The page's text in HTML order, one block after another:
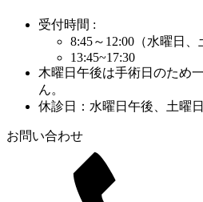
受付時間 :
8:45～12:00（水曜日、
13:45~17:30
木曜日午後は手術日のため
ん。
休診日：水曜日午後、土曜
お問い合わせ